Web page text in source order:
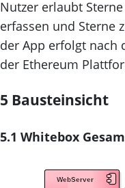
Nutzer erlaubt
erfassen und Sterne
der App erfolgt nach
der Ethereum
5 Bausteinsicht
5.1 Whitebox